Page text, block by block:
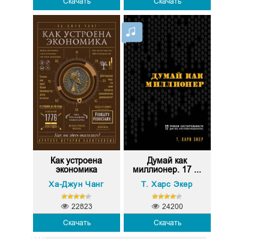
Как устроена
экономика
Ха-Джун Чанг
Скачать
22823
Думай как
миллионер. 17 ...
Т. Харс Экер
Скачать
24200